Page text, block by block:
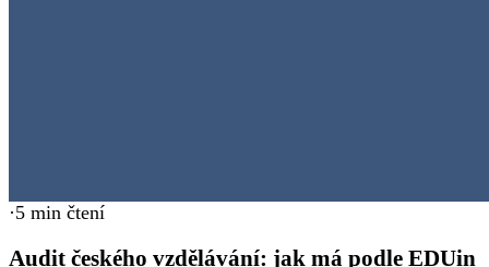
·5 min čtení
Audit českého vzdělávání: jak má podle EDUin